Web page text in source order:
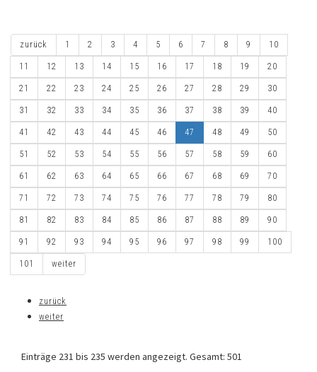
zurück 1 2 3 4 5 6 7 8 9 10
11 12 13 14 15 16 17 18 19 20
21 22 23 24 25 26 27 28 29 30
31 32 33 34 35 36 37 38 39 40
41 42 43 44 45 46 47 48 49 50
51 52 53 54 55 56 57 58 59 60
61 62 63 64 65 66 67 68 69 70
71 72 73 74 75 76 77 78 79 80
81 82 83 84 85 86 87 88 89 90
91 92 93 94 95 96 97 98 99 100
101 weiter
zurück
weiter
Einträge 231 bis 235 werden angezeigt. Gesamt: 501